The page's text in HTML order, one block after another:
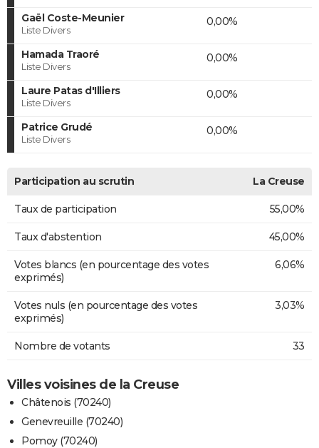
Gaël Coste-Meunier
Liste Divers
0,00%
Hamada Traoré
Liste Divers
0,00%
Laure Patas d'Illiers
Liste Divers
0,00%
Patrice Grudé
Liste Divers
0,00%
Participation au scrutin La Creuse
Taux de participation 55,00%
Taux d'abstention 45,00%
Votes blancs (en pourcentage des votes
exprimés)
6,06%
Votes nuls (en pourcentage des votes
exprimés)
3,03%
Nombre de votants 33
Villes voisines de la Creuse
Châtenois (70240)
Genevreuille (70240)
Pomoy (70240)